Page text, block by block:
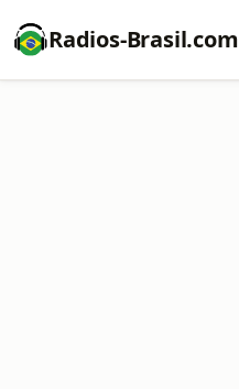
Radios-Brasil.com